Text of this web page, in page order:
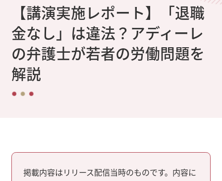
【講演実施レポート】「退職
金なし」は違法？アディーレ
の弁護士が若者の労働問題を
解説
掲載内容はリリース配信当時のものです。内容に